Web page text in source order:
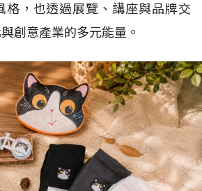
格，也透過展覽、講座與品牌交
創意產業的多元能量。